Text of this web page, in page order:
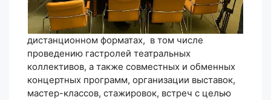
дистанционном форматах, в том числе
проведению гастролей театральных
коллективов, а также совместных и обменных
концертных программ, организации выставок,
мастер-классов, стажировок, встреч с целью